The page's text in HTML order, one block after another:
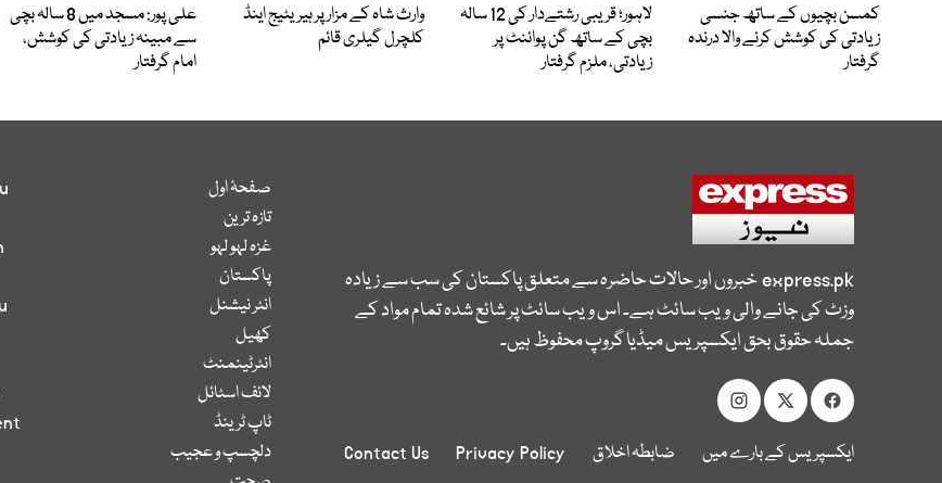
کمسن بچیوں کے ساتھ جنسی
زیادتی کی کوشش کرنے والا درندہ
گرفتار
لاہور؛ قریبی رشتےدار کی 12 سالہ
بچی کے ساتھ گن پوائنٹ پر
زیادتی، ملزم گرفتار
وارث شاہ کے مزار پر ہیریٹیج اینڈ
کلچرل گیلری قائم
علی پور: مسجد میں 8 سالہ بچی
سے مبینہ زیادتی کی کوشش،
امام گرفتار
express.pkخبروں اور حالات حاضرہ سے متعلق پاکستان کی سب سے زیادہ
وزٹ کی جانے والی ویب سائٹ ہے۔ اس ویب سائٹ پر شائع شدہ تمام مواد کے
جملہ حقوق بحق ایکسپریس میڈیا گروپ محفوظ ہیں۔
ایکسپریس کے بارے میں ضابطہ اخلاق Privacy Policy
Contact Us
صفحۂ اول
تازہ ترین
غزہ لہو لہو
پاکستان
انٹر نیشنل
کھیل
انٹرٹینمنٹ
لائف اسٹائل
ٹاپ ٹرینڈ
دلچسپ و عجیب